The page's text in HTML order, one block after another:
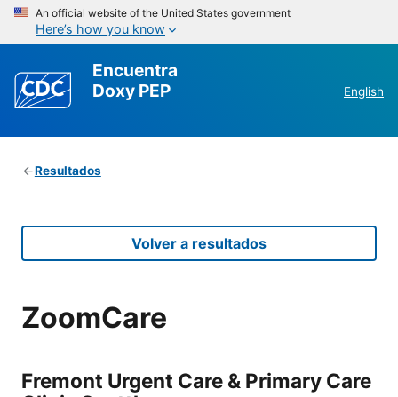
An official website of the United States government
Here’s how you know
Encuentra
Doxy PEP
English
Resultados
Volver a resultados
ZoomCare
Fremont Urgent Care & Primary Care